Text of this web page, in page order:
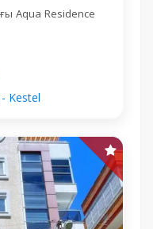
Aqua Residence
Kestel